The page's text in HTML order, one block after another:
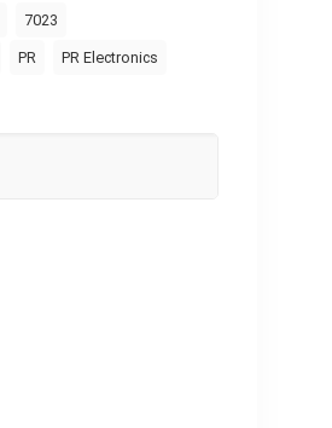
7023
PR PR Electronics